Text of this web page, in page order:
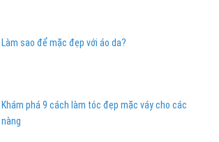
Làm sao để mặc đẹp với áo da?
Khám phá 9 cách làm tóc đẹp mặc váy cho các
nàng